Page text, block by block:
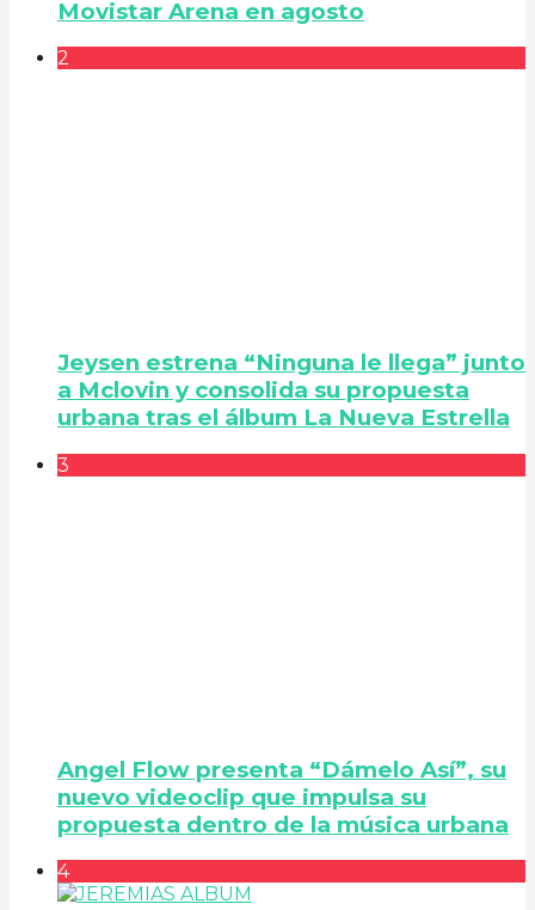
Movistar Arena en agosto
2
Jeysen estrena “Ninguna le llega” junto
a Mclovin y consolida su propuesta
urbana tras el álbum La Nueva Estrella
3
Angel Flow presenta “Dámelo Así”, su
nuevo videoclip que impulsa su
propuesta dentro de la música urbana
4